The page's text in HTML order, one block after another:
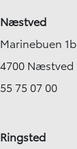
Næstved
Marinebuen 1b
4700 Næstved
55 75 07 00
Ringsted